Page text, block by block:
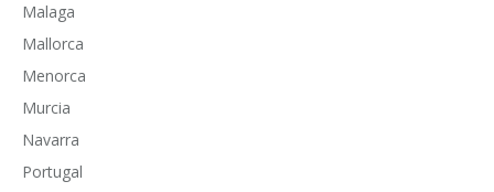
Malaga
Mallorca
Menorca
Murcia
Navarra
Portugal